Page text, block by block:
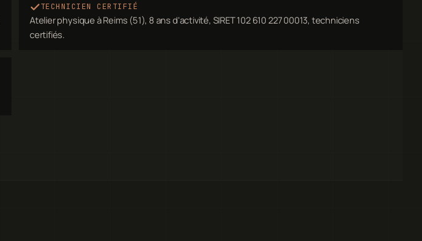
TECHNICIEN CERTIFIÉ
Atelier physique à Reims (51), 8 ans d'activité, SIRET 102 610 227 00013, techniciens
certifiés.